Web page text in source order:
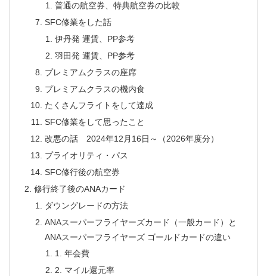
普通の航空券、特典航空券の比較
SFC修業をした話
伊丹発 運賃、PP参考
羽田発 運賃、PP参考
プレミアムクラスの座席
プレミアムクラスの機内食
たくさんフライトをして達成
SFC修業をして思ったこと
改悪の話 2024年12月16日～（2026年度分）
プライオリティ・パス
SFC修行後の航空券
修行終了後のANAカード
ダウングレードの方法
ANAスーパーフライヤーズカード（一般カード）と
ANAスーパーフライヤーズ ゴールドカードの違い
1. 年会費
2. マイル還元率